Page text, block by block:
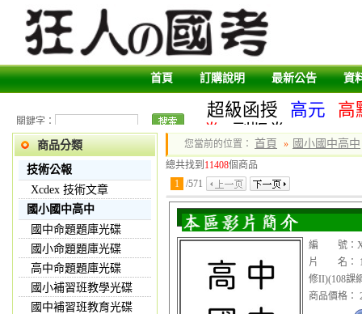
首頁 訂購說明 最新公告 資
關鍵字：
超級函授 高元
高
卷
副版卷
商品分類
技術公報
Xcdex 技術文章
國小國中高中
國中命題題庫光碟
國小命題題庫光碟
高中命題題庫光碟
國小補習班教學光碟
國中補習班教育光碟
您當前的位置： 首頁 » 國小國中高中
總共找到 11408個商品
1 /571
編 號：
片 名：
修II)(108課
商品價格：